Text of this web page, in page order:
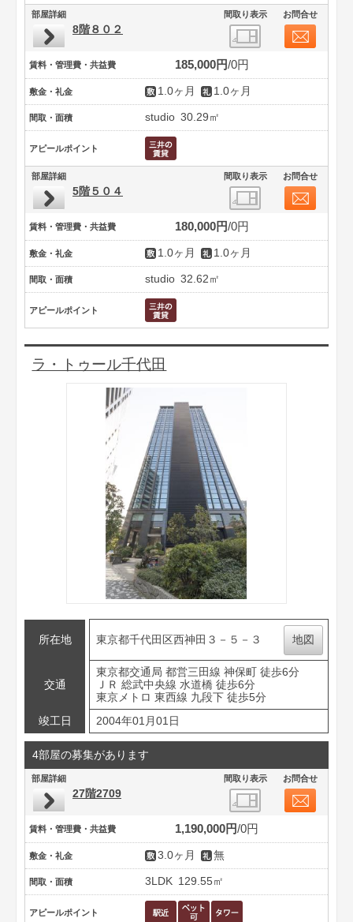
部屋詳細 間取り表示 お問合せ
8階８０２
賃料・管理費・共益費 185,000円 0円
敷金・礼金 1.0ヶ月 1.0ヶ月
間取・面積 studio 30.29㎡
アピールポイント
部屋詳細 間取り表示 お問合せ
5階５０４
賃料・管理費・共益費 180,000円 0円
敷金・礼金 1.0ヶ月 1.0ヶ月
間取・面積 studio 32.62㎡
アピールポイント
ラ・トゥール千代田
所在地 東京都千代田区西神田３－５－３ 地図
交通
東京都交通局 都営三田線 神保町 徒歩6分
ＪＲ 総武中央線 水道橋 徒歩6分
東京メトロ 東西線 九段下 徒歩5分
竣工日
2004年01月01日
4部屋の募集があります
部屋詳細 間取り表示 お問合せ
27階2709
賃料・管理費・共益費 1,190,000円 0円
敷金・礼金 3.0ヶ月 無
間取・面積 3LDK 129.55㎡
アピールポイント